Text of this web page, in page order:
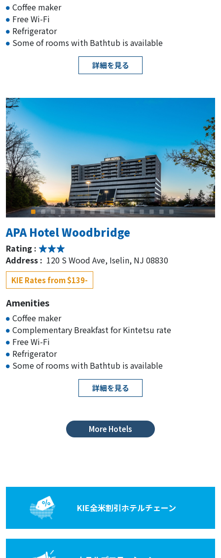
Coffee maker
Free Wi-Fi
Refrigerator
Some of rooms with Bathtub is available
詳細を見る
APA Hotel Woodbridge
Rating :
Address : 120 S Wood Ave, Iselin, NJ 08830
KIE Rates from $139-
Amenities
Coffee maker
Complementary Breakfast for Kintetsu rate
Free Wi-Fi
Refrigerator
Some of rooms with Bathtub is available
詳細を見る
More Hotels
KIE全米割引ホテルチェーン